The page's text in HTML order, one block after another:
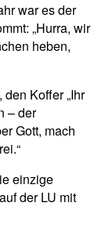
war es der
„Hurra, wir
heben,
Koffer „Ihr
– der
Gott, mach
einzige
der LU mit